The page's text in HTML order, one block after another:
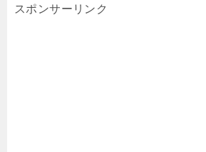
スポンサーリンク